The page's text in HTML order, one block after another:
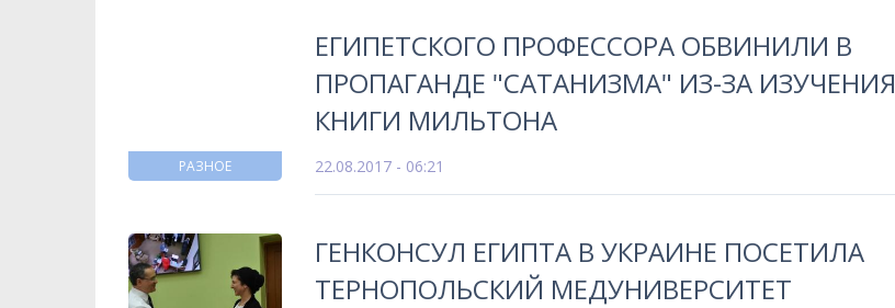
РАЗНОЕ
ЕГИПЕТСКОГО ПРОФЕССОРА ОБВИНИЛИ В
ПРОПАГАНДЕ "САТАНИЗМА" ИЗ-ЗА ИЗУЧЕНИЯ
КНИГИ МИЛЬТОНА
22.08.2017 - 06:21
ГЕНКОНСУЛ ЕГИПТА В УКРАИНЕ ПОСЕТИЛА
ТЕРНОПОЛЬСКИЙ МЕДУНИВЕРСИТЕТ